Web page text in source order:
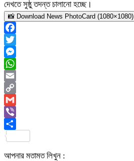
দেখতে সুষ্ঠু তদন্ত চালানো হচ্ছে।
📸 Download News PhotoCard (1080×1080)
Facebook
Twitter
Messenger
WhatsApp
Email
Copy
Link
Gmail
Viber
আপনার মতামত লিখুন :